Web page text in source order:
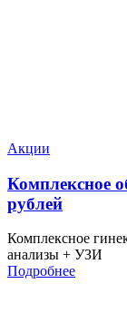
Акции
Комплексное
рублей
Комплексное
анализы + УЗИ
Подробнее